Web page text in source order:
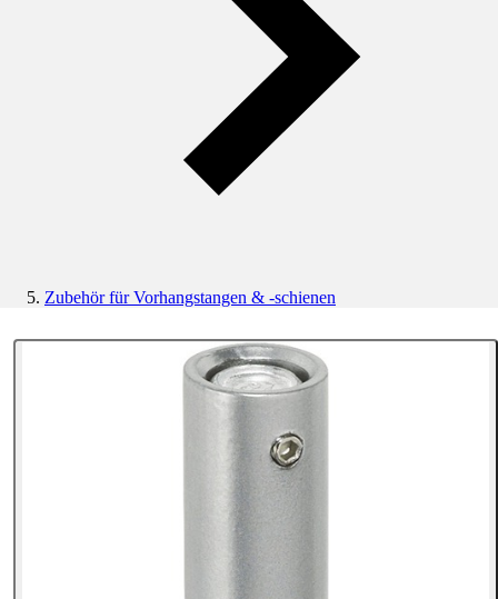
Zubehör für Vorhangstangen & -schienen